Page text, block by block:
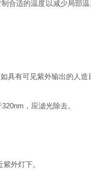
合适的温度以减少局部
具有可见紫外输出的人
，应滤光除去。
外灯下。